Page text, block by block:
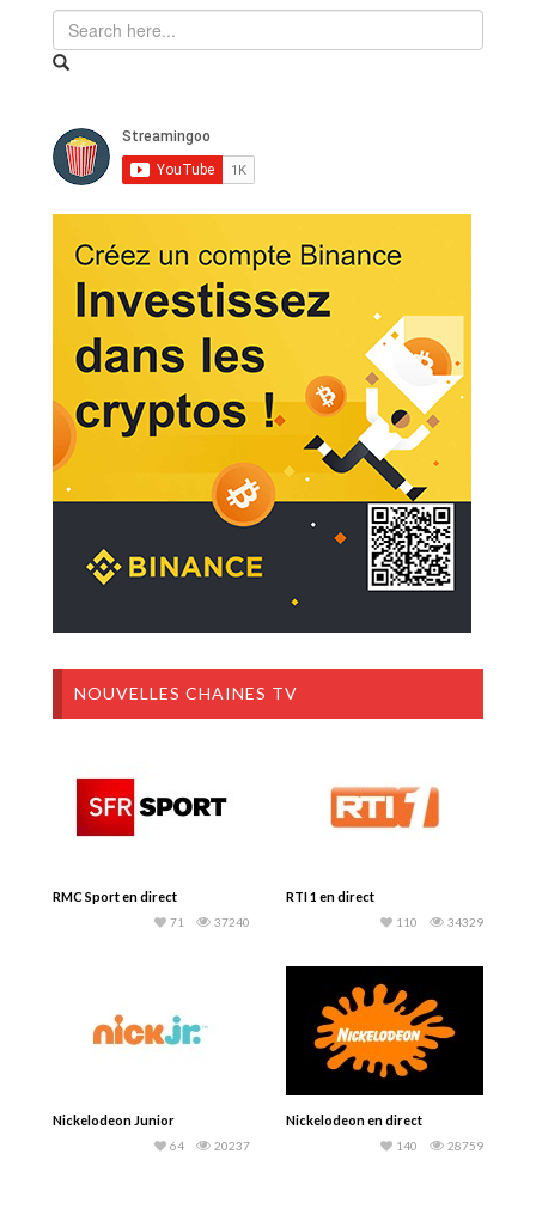
NOUVELLES CHAINES TV
RMC Sport en direct
37240
71
RTI 1 en direct
34329
110
Nickelodeon Junior
20237
64
Nickelodeon en direct
28759
140